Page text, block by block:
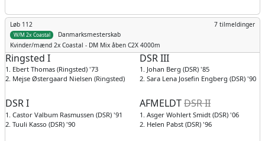
Løb 112
Danmarksmesterskab
7 tilmeldinger
W/M 2x Coastal
Kvinder/mænd 2x Coastal - DM Mix åben C2X 4000m
Ringsted I
1. Ebert Thomas (Ringsted) '73
2. Mejse Østergaard Nielsen (Ringsted) '08
DSR III
1. Johan Berg (DSR) '85
2. Sara Lena Josefin Engberg (DSR) '90
DSR I
1. Castor Valbum Rasmussen (DSR) '91
2. Tuuli Kasso (DSR) '90
AFMELDTDSR II
1. Asger Wohlert Smidt (DSR) '06
2. Helen Pabst (DSR) '96